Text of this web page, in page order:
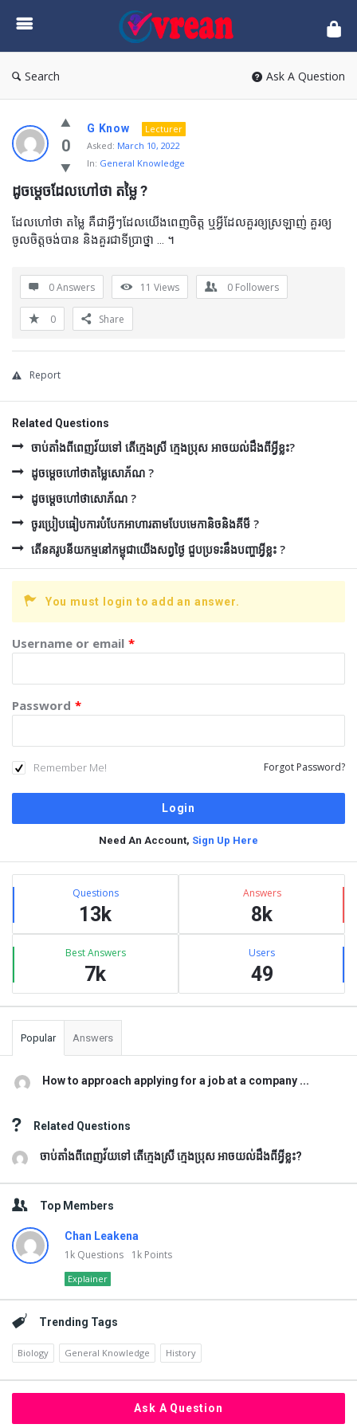
vrean.com
Search Ask A Question
0
G Know
Lecturer
Asked: March 10, 2022
In: General Knowledge
ដូចម្តេចដែលហៅថា តម្លៃ ?
ដែលហៅថា តម្លៃ គឺជាអ្វីៗដែលយើងពេញចិត្ត ឬអ្វីដែលគួរឲ្យស្រឡាញ់ គួរឲ្យ
ចូលចិត្តចង់បាន និងគួរជាទីប្រាថ្នា … ។
0 Answers 11 Views 0 Followers
0 Share
Report
Related Questions
ចាប់តាំងពីពេញវ័យទៅ តើក្មេងស្រី ក្មេងប្រុស អាចយល់ដឹងពីអ្វីខ្លះ?
ដូចម្ដេចហៅថាតម្លៃសោភ័ណ ?
ដូចម្ដេចហៅថាសោភ័ណ ?
ចូរប្រៀបធៀបការបំបែកអាហារតាមបែបមេកានិចនិងគីមី ?
តើនគរូបនីយកម្មនៅកម្ពុជាយើងសព្វថ្ងៃ ជួបប្រទះនឹងបញ្ហាអ្វីខ្លះ ?
You must login to add an answer.
Username or email *
Password *
Remember Me! Forgot Password?
Need An Account, Sign Up Here
Sidebar
Stats Questions
13k
Answers
8k
Best Answers
7k
Users
49
Popular Answers
How to approach applying for a job at a company ...
Related Questions
ចាប់តាំងពីពេញវ័យទៅ តើក្មេងស្រី ក្មេងប្រុស អាចយល់ដឹងពីអ្វីខ្លះ?
Top Members
Chan Leakena
1k Questions 1k Points
Explainer
Trending Tags
Biology General Knowledge History
Ask A Question